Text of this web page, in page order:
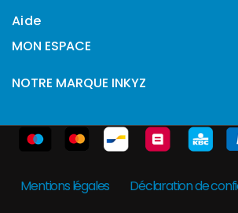
Aide
MON ESPACE
NOTRE MARQUE INKYZ
Mentions légales Déclaration de